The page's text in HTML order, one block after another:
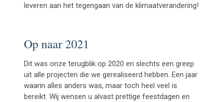
leveren aan het tegengaan van de klimaatverandering!
Op naar 2021
Dit was onze terugblik op 2020 en slechts een greep
uit alle projecten die we gerealiseerd hebben. Een jaar
waarin alles anders was, maar toch heel veel is
bereikt. Wij wensen u alvast prettige feestdagen en